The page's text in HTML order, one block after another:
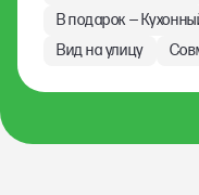
В подарок —
Вид на улицу